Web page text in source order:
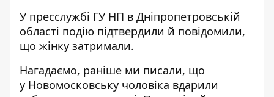
У пресслужбі ГУ НП в Дніпропетровській
області подію підтвердили й повідомили,
що жінку затримали.
Нагадаємо, раніше ми писали, що
у Новомосковську чоловіка вдарили